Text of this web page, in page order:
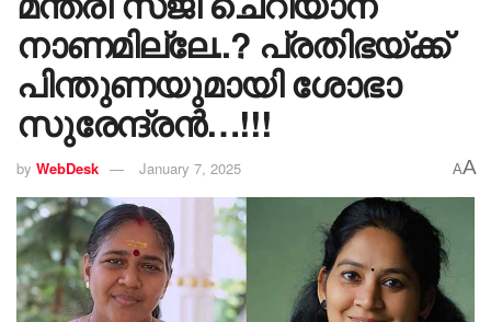
നാണമില്ലേ..? പ്രതിഭയ്ക്ക്
പിന്തുണയുമായി ശോഭാ
സുരേന്ദ്രൻ…!!!
by WebDesk January 7, 2025 AA